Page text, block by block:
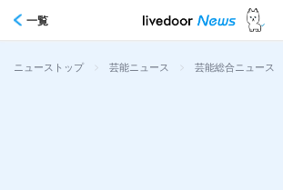
一覧
ニューストップ > 芸能ニュース > 芸能総合ニュース